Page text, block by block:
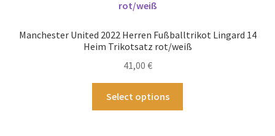
auf
gewählt
Manchester United 2022 Herren Fußballtrikot Lingard 14
Heim Trikotsatz rot/weiß
41,00 €
Select options